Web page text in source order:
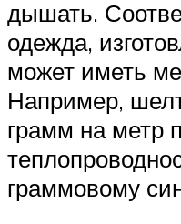
дышать.
одежда,
может иметь
Например,
грамм на метр
граммовому